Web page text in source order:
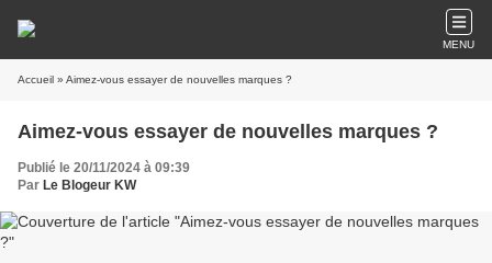
MENU
Accueil » Aimez-vous essayer de nouvelles marques ?
Aimez-vous essayer de nouvelles marques ?
Publié le 20/11/2024 à 09:39
Par Le Blogeur KW